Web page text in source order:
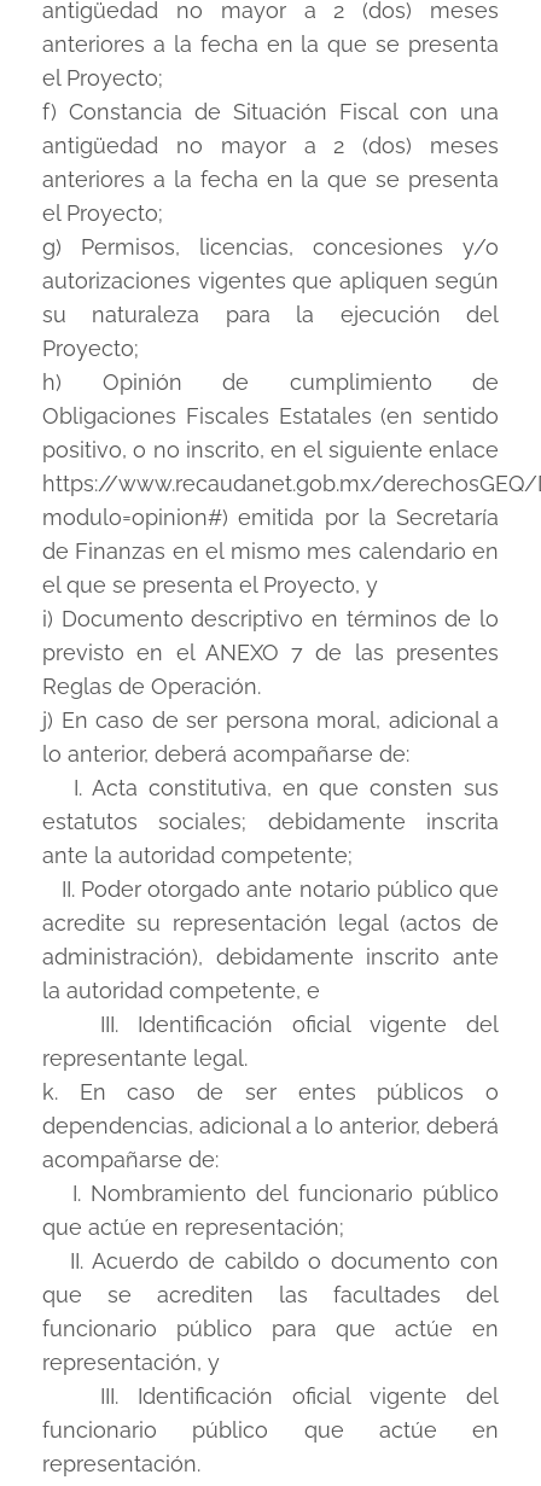
antigüedad no mayor a 2 (dos) meses
anteriores a la fecha en la que se presenta
el Proyecto;
f) Constancia de Situación Fiscal con una
antigüedad no mayor a 2 (dos) meses
anteriores a la fecha en la que se presenta
el Proyecto;
g) Permisos, licencias, concesiones y/o
autorizaciones vigentes que apliquen según
su naturaleza para la ejecución del
Proyecto;
h) Opinión de cumplimiento de
Obligaciones Fiscales Estatales (en sentido
positivo, o no inscrito, en el siguiente enlace
https://www.recaudanet.gob.mx/derechosGEQ/
modulo=opinion#) emitida por la Secretaría
de Finanzas en el mismo mes calendario en
el que se presenta el Proyecto, y
i) Documento descriptivo en términos de lo
previsto en el ANEXO 7 de las presentes
Reglas de Operación.
j) En caso de ser persona moral, adicional a
lo anterior, deberá acompañarse de:
I. Acta constitutiva, en que consten sus
estatutos sociales; debidamente inscrita
ante la autoridad competente;
II. Poder otorgado ante notario público que
acredite su representación legal (actos de
administración), debidamente inscrito ante
la autoridad competente, e
III. Identificación oficial vigente del
representante legal.
k. En caso de ser entes públicos o
dependencias, adicional a lo anterior, deberá
acompañarse de:
I. Nombramiento del funcionario público
que actúe en representación;
II. Acuerdo de cabildo o documento con
que se acrediten las facultades del
funcionario público para que actúe en
representación, y
III. Identificación oficial vigente del
funcionario público que actúe en
representación.